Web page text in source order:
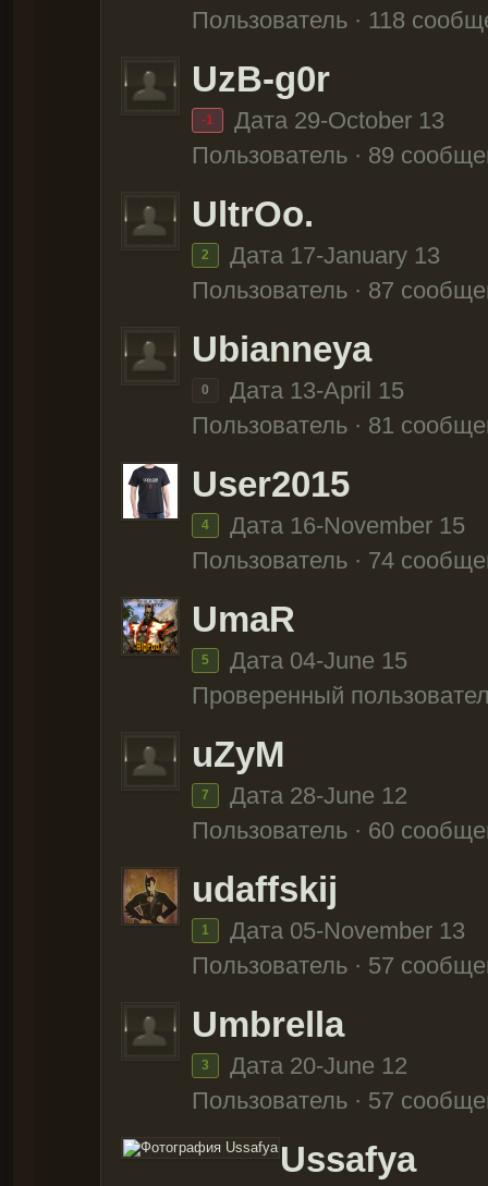
Пользователь · 118
UzB-g0r
-1
Дата 29-October 13
Пользователь · 89
UltrOo.
2
Дата 17-January 13
Пользователь · 87
Ubianneya
0
Дата 13-April 15
Пользователь · 81
User2015
4
Дата 16-November 15
Пользователь · 74
UmaR
5
Дата 04-June 15
Проверенный
uZyM
7
Дата 28-June 12
Пользователь · 60
udaffskij
1
Дата 05-November 13
Пользователь · 57
Umbrella
3
Дата 20-June 12
Пользователь · 57
Ussafya